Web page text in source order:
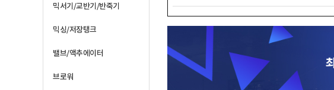
믹서기/교반기/반죽기
믹싱/저장탱크
밸브/액추에이터
브로워